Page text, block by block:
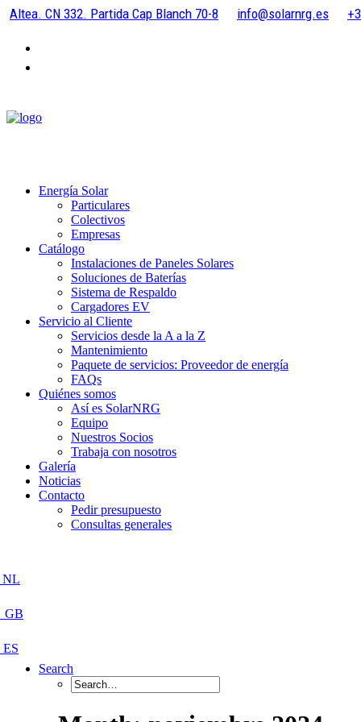
Altea. CN 332. Partida Cap Blanch 70-8 info@solarnrg.es
Energía Solar
Particulares
Colectivos
Empresas
Catálogo
Instalaciones de Paneles Solares
Soluciones de Baterías
Sistema de Respaldo
Cargadores EV
Servicio al Cliente
Servicios desde la A a la Z
Mantenimiento
Paquete de servicios: Proveedor de energía
FAQs
Quiénes somos
Así es SolarNRG
Equipo
Nuestros Socios
Trabaja con nosotros
Galería
Noticias
Contacto
Pedir presupuesto
Consultas generales
Search